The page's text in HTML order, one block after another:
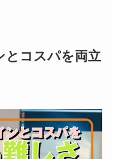
とコスパを両立